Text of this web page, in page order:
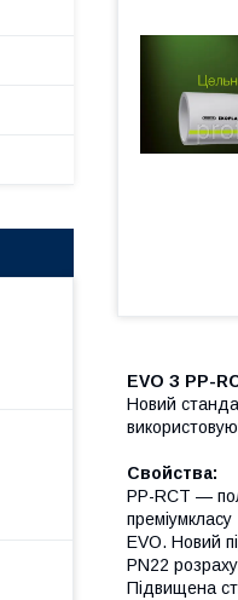
EVO З PP-
Новий
Свойства:
PP-RCT —
преміумкласу
EVO. Новий
PN22
Підвищена